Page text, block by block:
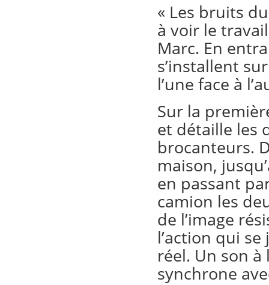
« Les bruits
à voir le
Marc. En
s’installent
l’une face à
Sur la
et détaille les
brocanteurs.
maison,
en passant
camion les
de l’image
l’action qui
réel. Un son
synchrone